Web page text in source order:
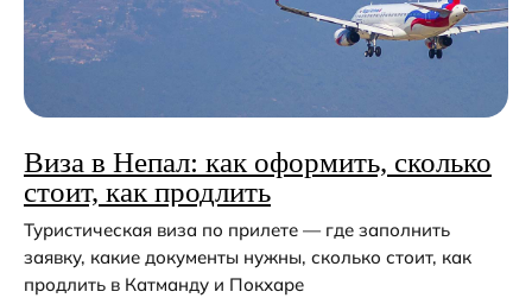
Виза в Непал: как оформить, сколько
стоит, как продлить
Туристическая виза по прилете — где заполнить
заявку, какие документы нужны, сколько стоит, как
продлить в Катманду и Покхаре